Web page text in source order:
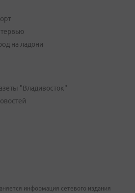
на ладони
"Владивосток"
информация сетевого издания